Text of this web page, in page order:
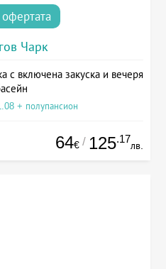
Чарк
с включена закуска и вечеря
+ полупансион
64€ / 125.17
лв.